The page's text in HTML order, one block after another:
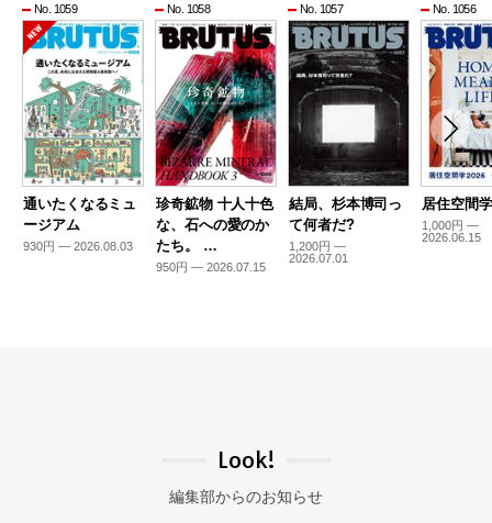
No. 1059
通いたくなるミュ
ージアム
930円 — 2026.08.03
No. 1058
珍奇鉱物 十人十色
な、石への愛のか
たち。 …
950円 — 2026.07.15
No. 1057
結局、杉本博司っ
て何者だ?
1,200円 —
2026.07.01
No. 1056
居住空間
1,000円 —
2026.06.15
Look!
編集部からのお知らせ